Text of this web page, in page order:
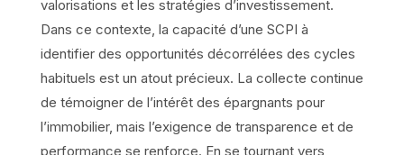
valorisations et les stratégies d’investissement.
Dans ce contexte, la capacité d’une SCPI à
identifier des opportunités décorrélées des cycles
habituels est un atout précieux. La collecte continue
de témoigner de l’intérêt des épargnants pour
l’immobilier, mais l’exigence de transparence et de
performance se renforce. En se tournant vers